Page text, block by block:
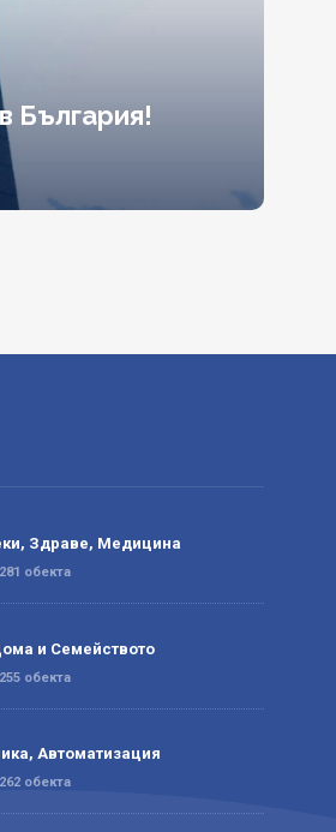
България!
Здраве, Медицина
обекта
и Семейството
обекта
Автоматизация
обекта